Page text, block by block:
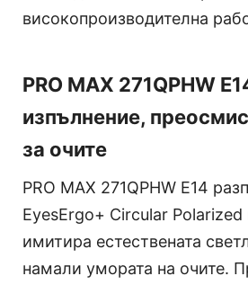
високопроизводителна
PRO MAX 271QPHW
изпълнение,
за очите
PRO MAX 271QPHW E14
EyesErgo+ Circular Polarized
имитира естествената
намали умората на очите.